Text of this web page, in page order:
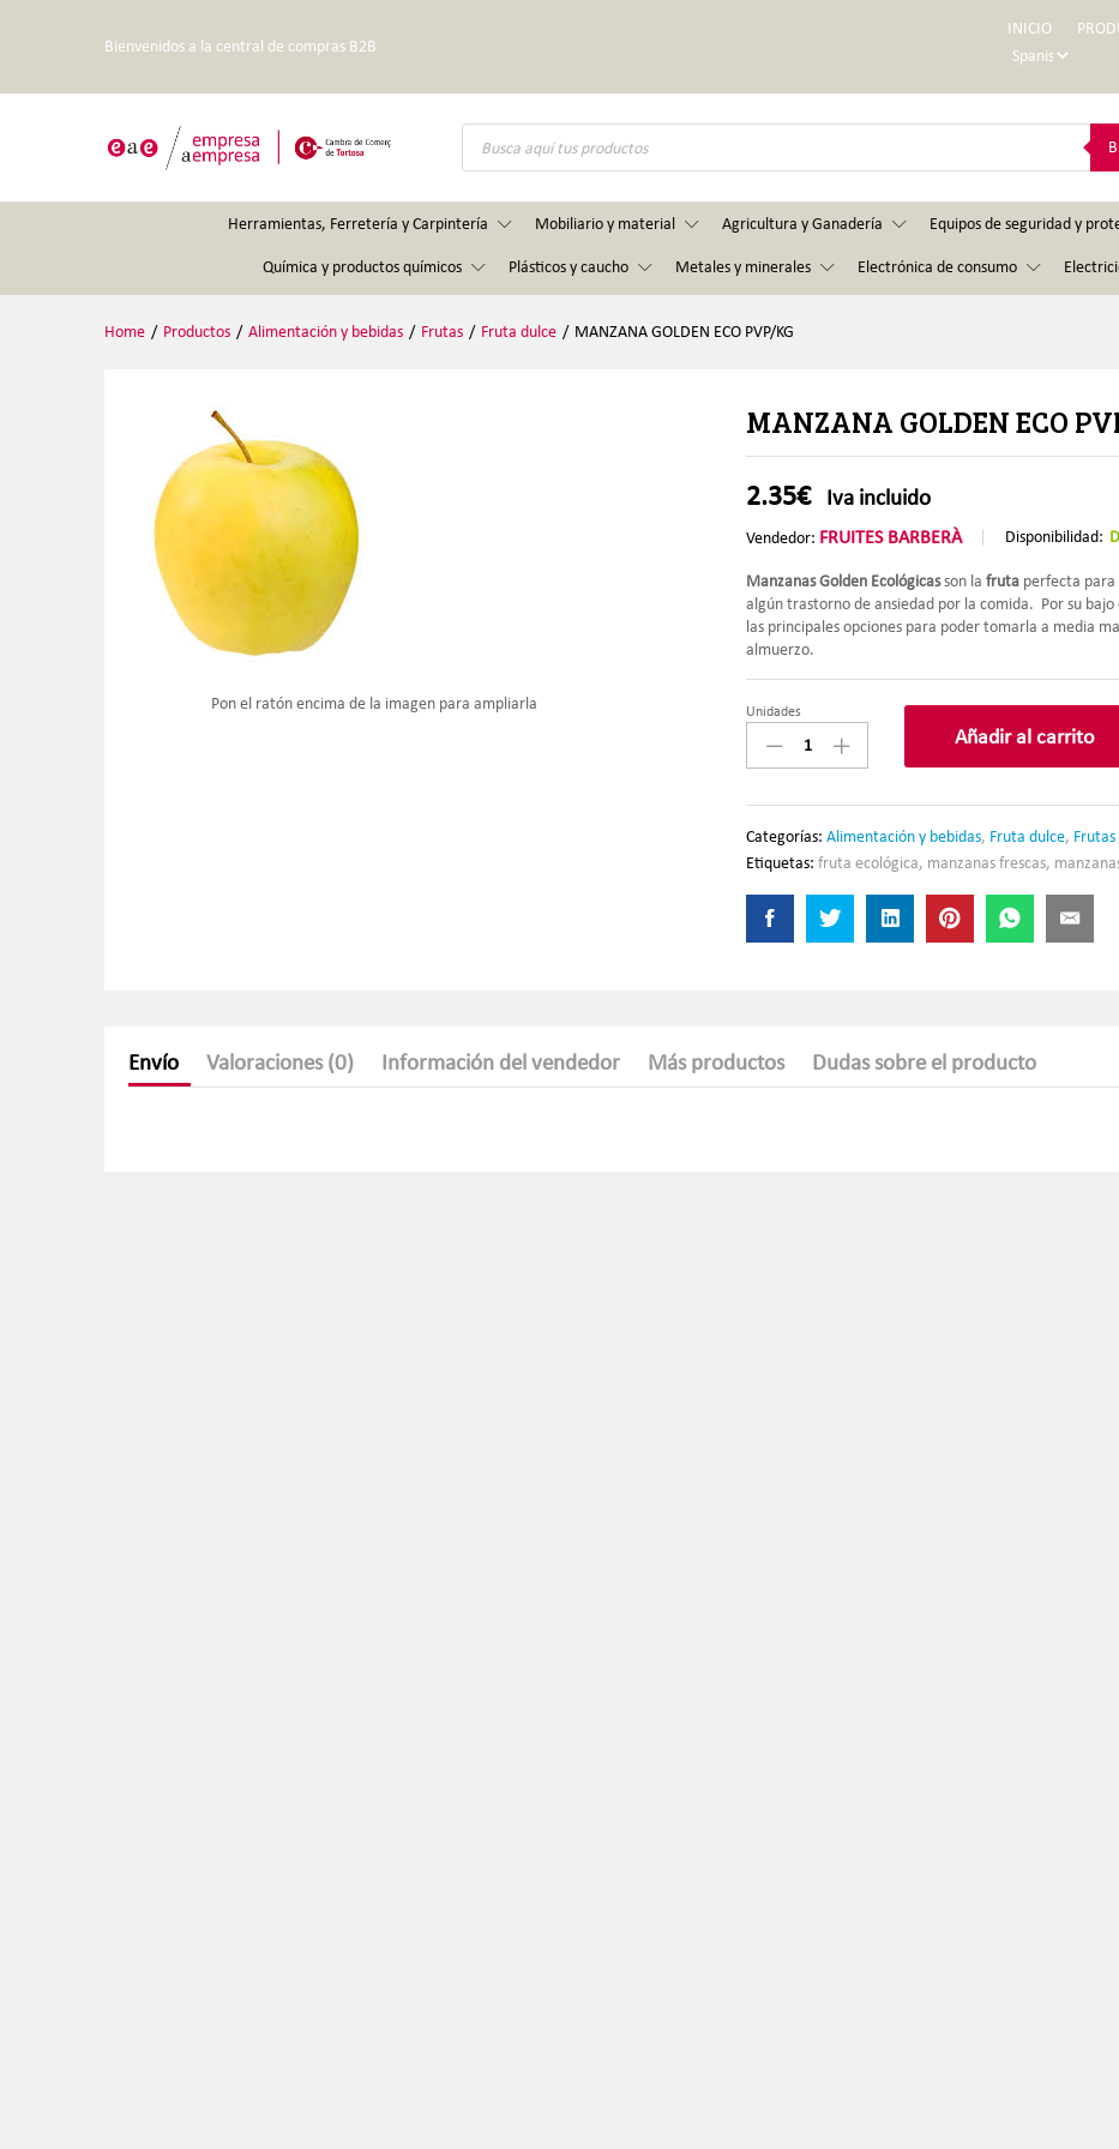
Bienvenidos a la central de compras B2B
INICIO
Búsqueda
Herramientas, Ferretería y Carpintería Mobiliario y material Agricultura y Ganadería Equipos de seguridad y
Química y productos químicos Plásticos y caucho Metales y minerales Electrónica de consumo
Home / Productos / Alimentación y bebidas / Frutas / Fruta dulce / MANZANA GOLDEN ECO PVP/KG
Pon el ratón encima de la imagen para ampliarla
MANZANA GOLDEN ECO
2.35€ Iva incluido
Vendedor: FRUITES BARBERÀ Disponibilidad:
Manzanas Golden Ecológicasson la fruta perfecta para
algún trastorno de ansiedad por la comida. Por su
las principales opciones para poder tomarla a media
almuerzo.
MANZANA
GOLDEN
ECO
Unidades
Añadir al carrito
Categorías:Alimentación y bebidas, Fruta dulce, Frutas
Etiquetas:fruta ecológica, manzanas frescas,
Envío Valoraciones (0) Información del vendedor Más productos Dudas sobre el producto